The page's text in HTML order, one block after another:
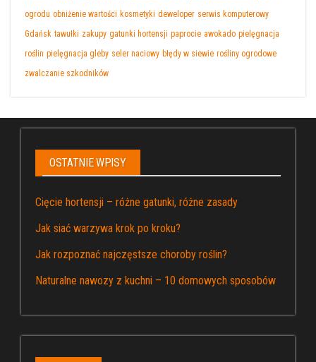
ogrodu obniżenie wartości kosmetyki deweloper serwis komputerowy
Gdańsk tawułki zakupy gatunki hortensji paprocie awokado pielęgnacja
roślin pielęgnacja gleby seler naciowy błędy w siewie rośliny ogrodowe
zwalczanie szkodników
OSTATNIE WPISY
Cięcie hortensji – różne gatunki, różne zasady
Jak siać warzywa krok po kroku?
Jak rozpoznać najczęstsze choroby roślin?
Naturalne nawozy z kuchni – 10 domowych sposobów